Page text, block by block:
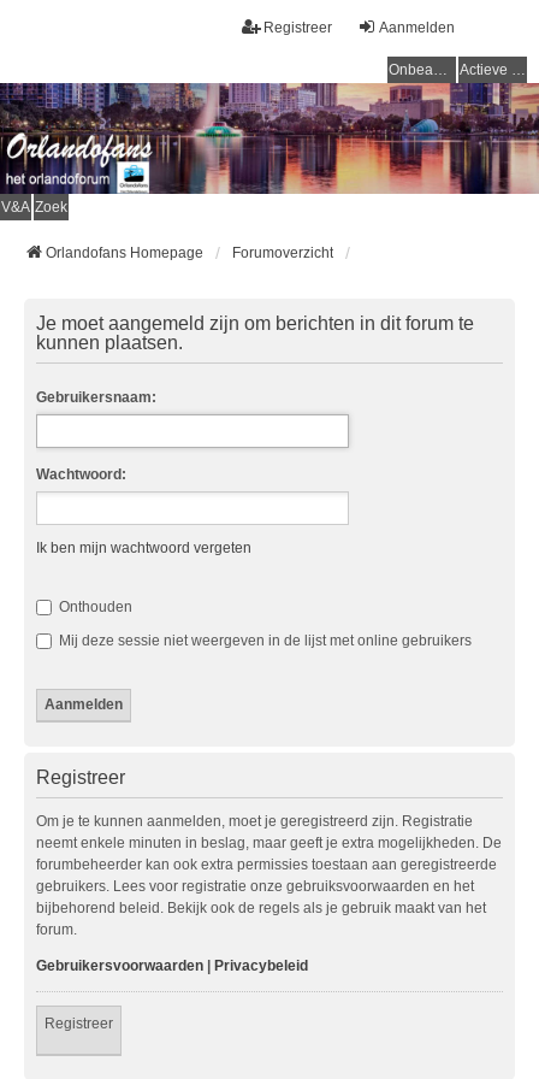
Aanmelden
Registreer
Onbeantwoorde onderwerpen Actieve onderwerpen
V&A Zoek
Orlandofans Homepage Forumoverzicht
Je moet aangemeld zijn om berichten in dit forum te
kunnen plaatsen.
Gebruikersnaam:
Wachtwoord:
Ik ben mijn wachtwoord vergeten
Onthouden
Mij deze sessie niet weergeven in de lijst met online gebruikers
Registreer
Om je te kunnen aanmelden, moet je geregistreerd zijn. Registratie
neemt enkele minuten in beslag, maar geeft je extra mogelijkheden. De
forumbeheerder kan ook extra permissies toestaan aan geregistreerde
gebruikers. Lees voor registratie onze gebruiksvoorwaarden en het
bijbehorend beleid. Bekijk ook de regels als je gebruik maakt van het
forum.
Gebruikersvoorwaarden | Privacybeleid
Registreer